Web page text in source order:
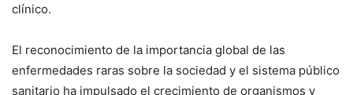
clínico.
El reconocimiento de la importancia global de las
enfermedades raras sobre la sociedad y el sistema público
sanitario ha impulsado el crecimiento de organismos y